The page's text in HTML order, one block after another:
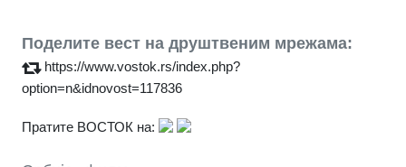
Поделите вест на друштвеним мрежама:
https://www.vostok.rs/index.php?
option=n&idnovost=117836
Пратите ВОСТОК на: